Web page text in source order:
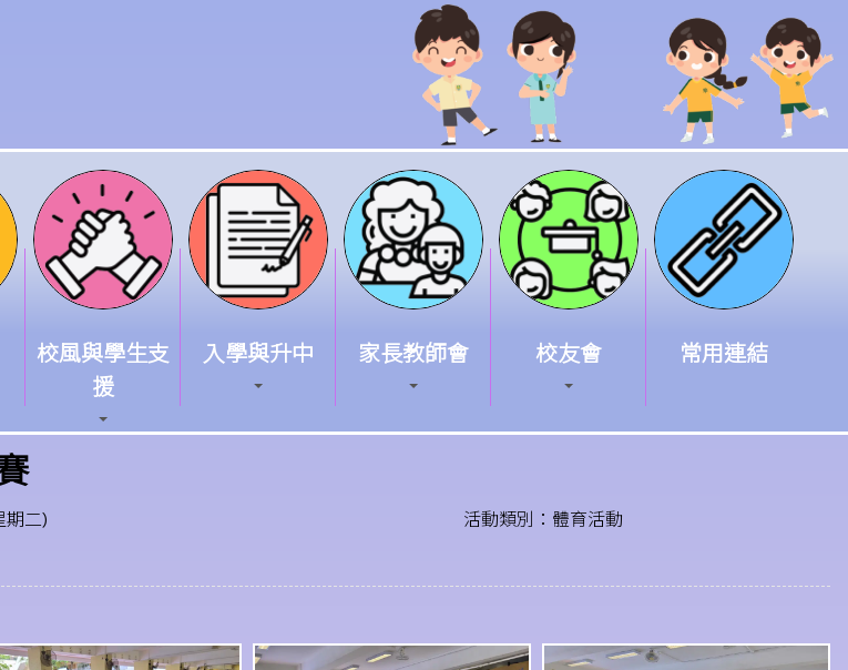
校風與學生支
援
入學與升中 家長教師會 校友會 常用連結
二)
活動類別：體育活動